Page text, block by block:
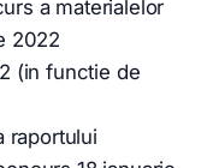
a materialelor
2022
(in functie de
raportului